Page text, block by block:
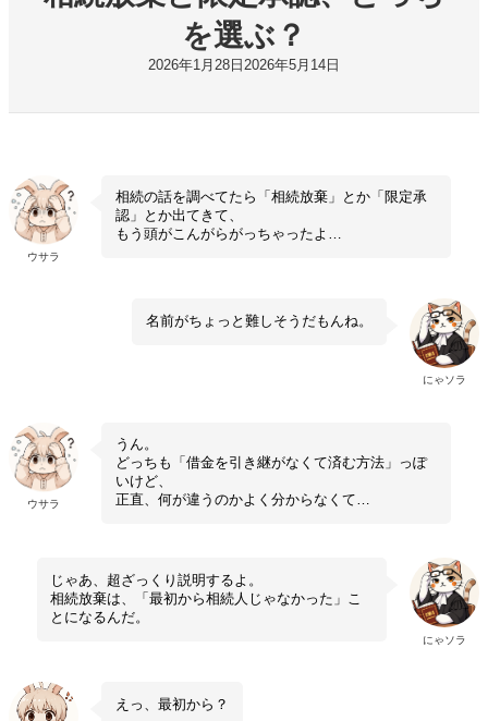
を選ぶ？
2026年1月28日 2026年5月14日
ウサラ
相続の話を調べてたら「相続放棄」とか「限定承
認」とか出てきて、
もう頭がこんがらがっちゃったよ…
にゃソラ
名前がちょっと難しそうだもんね。
ウサラ
うん。
どっちも「借金を引き継がなくて済む方法」っぽ
いけど、
正直、何が違うのかよく分からなくて…
にゃソラ
じゃあ、超ざっくり説明するよ。
相続放棄は、「最初から相続人じゃなかった」こ
とになるんだ。
えっ、最初から？